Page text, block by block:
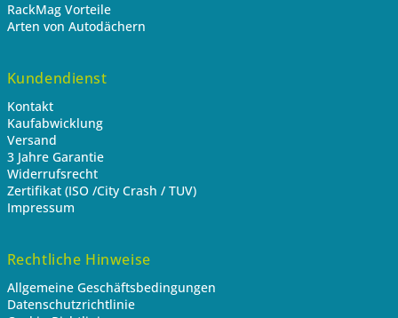
RackMag Vorteile
Arten von Autodächern
Kundendienst
Kontakt
Kaufabwicklung
Versand
3 Jahre Garantie
Widerrufsrecht
Zertifikat (ISO /City Crash / TUV)
Impressum
Rechtliche Hinweise
Allgemeine Geschäftsbedingungen
Datenschutzrichtlinie